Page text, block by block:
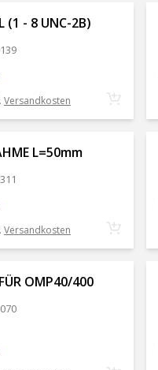
(1 - 8 UNC-2B)
Versandkosten
L=50mm
Versandkosten
OMP40/400